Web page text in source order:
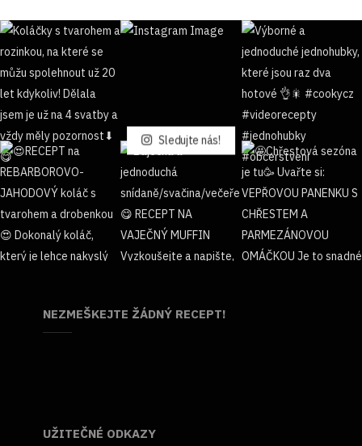
Sledujte nás!
NEZMEŠKEJTE ŽÁDNÝ RECEPT!
UŽITEČNÉ ODKAZY